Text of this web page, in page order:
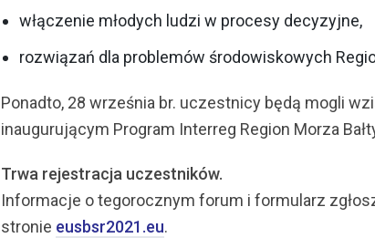
włączenie młodych ludzi w procesy decyzyjne,
rozwiązań dla problemów środowiskowych
Ponadto, 28 września br. uczestnicy będą mogli
inaugurującym Program Interreg Region Morza
Trwa rejestracja uczestników.
Informacje o tegorocznym forum i formularz
stronie eusbsr2021.eu.